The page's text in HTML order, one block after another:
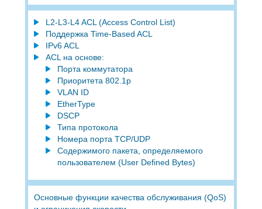
L2-L3-L4 ACL (Access Control List)
Поддержка Time-Based ACL
IPv6 ACL
ACL на основе:
Порта коммутатора
Приоритета 802.1p
VLAN ID
EtherType
DSCP
Типа протокола
Номера порта TCP/UDP
Содержимого пакета, определяемого
пользователем (User Defined Bytes)
Основные функции качества обслуживания (QoS)